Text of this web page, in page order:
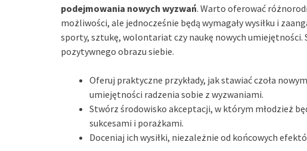
podejmowania nowych wyzwań. Warto oferować
możliwości, ale jednocześnie będą wymagały wysiłku i
sporty, sztukę, wolontariat czy naukę nowych umiejętności.
pozytywnego obrazu siebie.
Oferuj praktyczne przykłady, jak stawiać czoła
umiejętności radzenia sobie z wyzwaniami.
Stwórz środowisko akceptacji, w którym młodzież
sukcesami i porażkami.
Doceniaj ich wysiłki, niezależnie od końcowych